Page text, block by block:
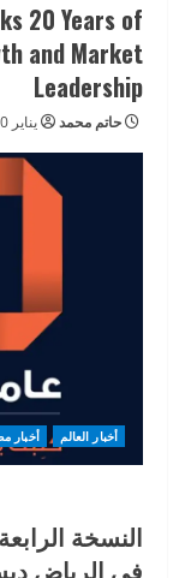
20 Years of
and Market
Leadership
حاتم محمد يناير 20, 2026
أخبار العالم أخبار
النسخة
في الرياض